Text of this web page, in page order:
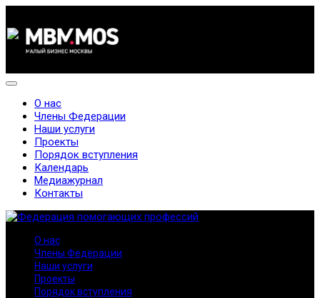
О нас
Члены Федерации
Наши услуги
Проекты
Порядок вступления
Календарь
Медиажурнал
Контакты
О нас
Члены Федерации
Наши услуги
Проекты
Порядок вступления